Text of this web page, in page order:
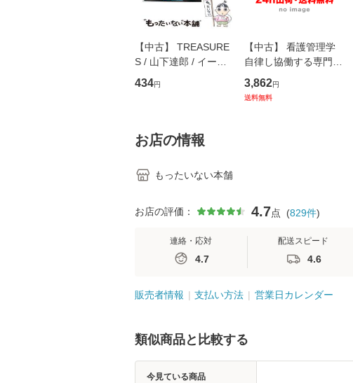
【中古】 TREASURE
S / 山下達郎 / イース
トウエスト・ジャパン
[CD]【メール便送料無
434円
【中古】 看護管理学
自律し協働する専門職
の看護マネジメントス
キル 改訂第3版 (看護
3,862円
送料無料
お店の情報
もったいない本舗
お店の評価： 4.7点 (829件)
連絡・応対
4.7
配送スピード
4.6
販売者情報 支払い方法 営業日カレンダー
類似商品と比較する
今見ている商品